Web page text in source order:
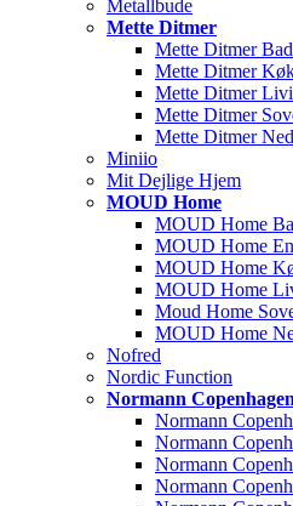
Metallbude
Mette Ditmer
Mette Ditmer Bad
Mette Ditmer
Mette Ditmer
Mette Ditmer
Mette Ditmer
Miniio
Mit Dejlige Hjem
MOUD Home
MOUD Home
MOUD Home
MOUD Home
MOUD Home
Moud Home
MOUD Home
Nofred
Nordic Function
Normann Copenhagen
Normann
Normann
Normann
Normann